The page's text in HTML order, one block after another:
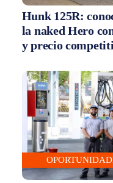
Hunk 125R:
la naked Hero
y precio